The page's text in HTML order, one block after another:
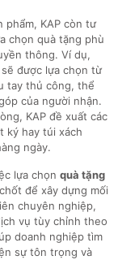
phẩm, KAP còn tư
chọn quà tặng phù
thông. Ví dụ,
được lựa chọn từ
tay thủ công, thể
của người nhận.
KAP đề xuất các
ký hay túi xách
ngày.
lựa chọn quà tặng
để xây dựng mối
chuyên nghiệp,
vụ tùy chỉnh theo
doanh nghiệp tìm
sự tôn trọng và